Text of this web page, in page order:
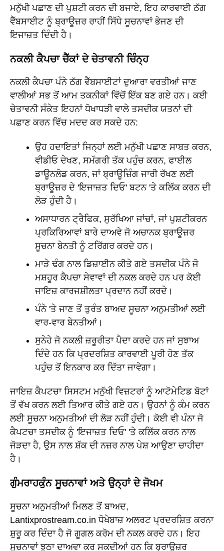
ਮਨੁੱਖੀ ਪਛਾਣ ਦੀ ਪੁਸ਼ਟੀ ਕਰਨ ਦੀ ਬਜਾਏ, ਇਹ ਕਾਰਵਾਈ ਠੱਗ
ਵੈੱਬਸਾਈਟ ਨੂੰ ਬ੍ਰਾਊਜ਼ਰ ਰਾਹੀਂ ਸਿੱਧੇ ਸੂਚਨਾਵਾਂ ਭੇਜਣ ਦੀ
ਇਜਾਜ਼ਤ ਦਿੰਦੀ ਹੈ।
ਨਕਲੀ ਕੈਪਚਾ ਚੈੱਕਾਂ ਦੇ ਚੇਤਾਵਨੀ ਚਿੰਨ੍ਹ
ਨਕਲੀ ਕੈਪਚਾ ਪੰਨੇ ਠੱਗ ਵੈੱਬਸਾਈਟਾਂ ਦੁਆਰਾ ਵਰਤੀਆਂ ਜਾਣ
ਵਾਲੀਆਂ ਸਭ ਤੋਂ ਆਮ ਤਕਨੀਕਾਂ ਵਿੱਚੋਂ ਇੱਕ ਬਣ ਗਏ ਹਨ। ਕਈ
ਚੇਤਾਵਨੀ ਸੰਕੇਤ ਇਹਨਾਂ ਧੋਖਾਧੜੀ ਵਾਲੇ ਤਸਦੀਕ ਯਤਨਾਂ ਦੀ
ਪਛਾਣ ਕਰਨ ਵਿੱਚ ਮਦਦ ਕਰ ਸਕਦੇ ਹਨ:
ਉਹ ਹਦਾਇਤਾਂ ਜਿਨ੍ਹਾਂ ਲਈ ਮਨੁੱਖੀ ਪਛਾਣ ਸਾਬਤ ਕਰਨ,
ਵੀਡੀਓ ਦੇਖਣ, ਸਮੱਗਰੀ ਤੱਕ ਪਹੁੰਚ ਕਰਨ, ਫਾਈਲ
ਡਾਊਨਲੋਡ ਕਰਨ, ਜਾਂ ਬ੍ਰਾਊਜ਼ਿੰਗ ਜਾਰੀ ਰੱਖਣ ਲਈ
ਬ੍ਰਾਊਜ਼ਰ ਦੇ 'ਇਜਾਜ਼ਤ ਦਿਓ' ਬਟਨ 'ਤੇ ਕਲਿੱਕ ਕਰਨ ਦੀ
ਲੋੜ ਹੁੰਦੀ ਹੈ।
ਅਸਾਧਾਰਨ ਟ੍ਰੈਫਿਕ, ਸੁਰੱਖਿਆ ਜਾਂਚਾਂ, ਜਾਂ ਪੁਸ਼ਟੀਕਰਨ
ਪ੍ਰਕਿਰਿਆਵਾਂ ਬਾਰੇ ਦਾਅਵੇ ਜੋ ਅਚਾਨਕ ਬ੍ਰਾਊਜ਼ਰ
ਸੂਚਨਾ ਬੇਨਤੀ ਨੂੰ ਟਰਿੱਗਰ ਕਰਦੇ ਹਨ।
ਮਾੜੇ ਢੰਗ ਨਾਲ ਡਿਜ਼ਾਈਨ ਕੀਤੇ ਗਏ ਤਸਦੀਕ ਪੰਨੇ ਜੋ
ਮਸ਼ਹੂਰ ਕੈਪਚਾ ਸੇਵਾਵਾਂ ਦੀ ਨਕਲ ਕਰਦੇ ਹਨ ਪਰ ਕੋਈ
ਜਾਇਜ਼ ਕਾਰਜਸ਼ੀਲਤਾ ਪ੍ਰਦਾਨ ਨਹੀਂ ਕਰਦੇ।
ਪੰਨੇ 'ਤੇ ਜਾਣ ਤੋਂ ਤੁਰੰਤ ਬਾਅਦ ਸੂਚਨਾ ਅਨੁਮਤੀਆਂ ਲਈ
ਵਾਰ-ਵਾਰ ਬੇਨਤੀਆਂ।
ਸੁਨੇਹੇ ਜੋ ਨਕਲੀ ਜ਼ਰੂਰੀਤਾ ਪੈਦਾ ਕਰਦੇ ਹਨ ਜਾਂ ਸੁਝਾਅ
ਦਿੰਦੇ ਹਨ ਕਿ ਪ੍ਰਦਰਸ਼ਿਤ ਕਾਰਵਾਈ ਪੂਰੀ ਹੋਣ ਤੱਕ
ਪਹੁੰਚ ਤੋਂ ਇਨਕਾਰ ਕਰ ਦਿੱਤਾ ਜਾਵੇਗਾ।
ਜਾਇਜ਼ ਕੈਪਟਚਾ ਸਿਸਟਮ ਮਨੁੱਖੀ ਵਿਜ਼ਟਰਾਂ ਨੂੰ ਆਟੋਮੇਟਿਡ ਬੋਟਾਂ
ਤੋਂ ਵੱਖ ਕਰਨ ਲਈ ਤਿਆਰ ਕੀਤੇ ਗਏ ਹਨ। ਉਹਨਾਂ ਨੂੰ ਕੰਮ ਕਰਨ
ਲਈ ਸੂਚਨਾ ਅਨੁਮਤੀਆਂ ਦੀ ਲੋੜ ਨਹੀਂ ਹੁੰਦੀ। ਕੋਈ ਵੀ ਪੰਨਾ ਜੋ
ਕੈਪਟਚਾ ਤਸਦੀਕ ਨੂੰ 'ਇਜਾਜ਼ਤ ਦਿਓ' 'ਤੇ ਕਲਿੱਕ ਕਰਨ ਨਾਲ
ਜੋੜਦਾ ਹੈ, ਉਸ ਨਾਲ ਸ਼ੱਕ ਦੀ ਨਜ਼ਰ ਨਾਲ ਪੇਸ਼ ਆਉਣਾ ਚਾਹੀਦਾ
ਹੈ।
ਗੁੰਮਰਾਹਕੁੰਨ ਸੂਚਨਾਵਾਂ ਅਤੇ ਉਨ੍ਹਾਂ ਦੇ ਜੋਖਮ
ਸੂਚਨਾ ਅਨੁਮਤੀਆਂ ਮਿਲਣ ਤੋਂ ਬਾਅਦ,
Lantixprostream.co.in ਧੋਖੇਬਾਜ਼ ਅਲਰਟ ਪ੍ਰਦਰਸ਼ਿਤ ਕਰਨਾ
ਸ਼ੁਰੂ ਕਰ ਦਿੰਦਾ ਹੈ ਜੋ ਗੂਗਲ ਕਰੋਮ ਦੀ ਨਕਲ ਕਰਦੇ ਹਨ। ਇਹ
ਸੂਚਨਾਵਾਂ ਝੂਠਾ ਦਾਅਵਾ ਕਰ ਸਕਦੀਆਂ ਹਨ ਕਿ ਬ੍ਰਾਊਜ਼ਰ